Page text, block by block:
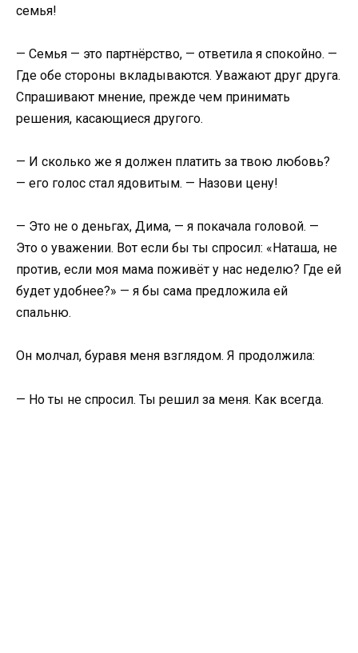
семья!
— Семья — это партнёрство, — ответила я спокойно. —
Где обе стороны вкладываются. Уважают друг друга.
Спрашивают мнение, прежде чем принимать
решения, касающиеся другого.
— И сколько же я должен платить за твою любовь?
— его голос стал ядовитым. — Назови цену!
— Это не о деньгах, Дима, — я покачала головой. —
Это о уважении. Вот если бы ты спросил: «Наташа, не
против, если моя мама поживёт у нас неделю? Где ей
будет удобнее?» — я бы сама предложила ей
спальню.
Он молчал, буравя меня взглядом. Я продолжила:
— Но ты не спросил. Ты решил за меня. Как всегда.